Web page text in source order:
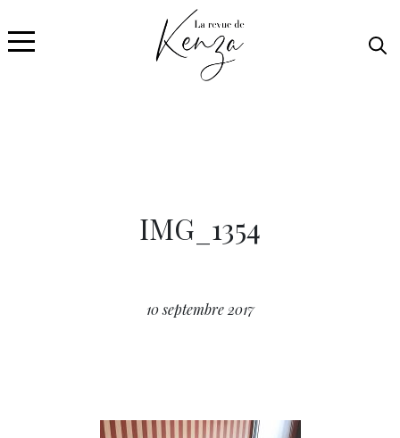
IMG_1354
10 septembre 2017